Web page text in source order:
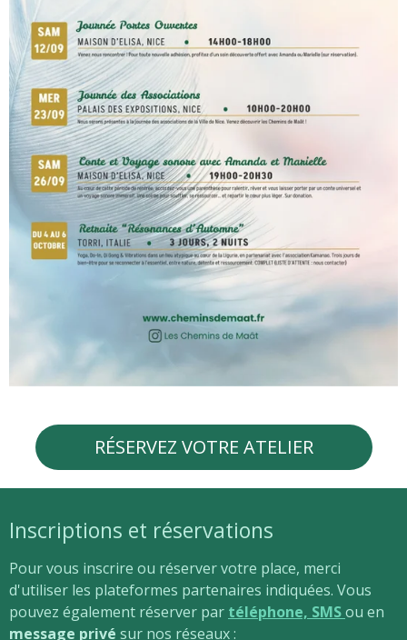
RÉSERVEZ VOTRE ATELIER
Inscriptions et réservations
Pour vous inscrire ou réserver votre place, merci
d'utiliser les plateformes partenaires indiquées. Vous
pouvez également réserver par téléphone, SMSou en
message privé sur nos réseaux :